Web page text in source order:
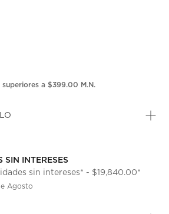
a $399.00 M.N.
SIN INTERESES
sin intereses* - $19,840.00*
Agosto